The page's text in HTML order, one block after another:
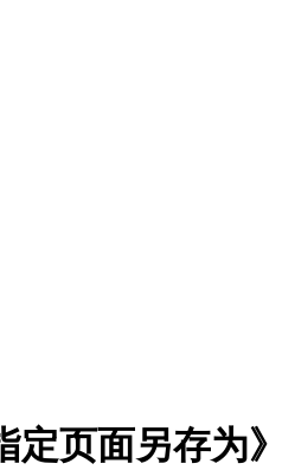
定页面另存为